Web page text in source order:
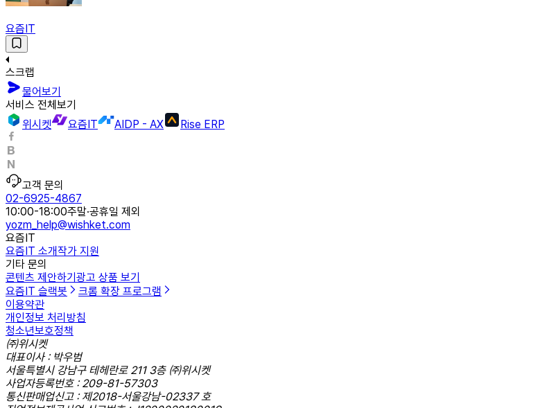
요즘IT
스크랩
물어보기
서비스 전체보기
위시켓
요즘IT AIDP - AX Rise ERP
고객 문의
02-6925-4867
10:00-18:00주말·공휴일 제외
yozm_help@wishket.com
요즘IT
요즘IT 소개작가 지원
기타 문의
콘텐츠 제안하기 광고 상품 보기
요즘IT 슬랙봇
크롬 확장 프로그램
이용약관
개인정보 처리방침
청소년보호정책
㈜위시켓
대표이사 : 박우범
서울특별시 강남구 테헤란로 211 3층 ㈜위시켓
사업자등록번호 : 209-81-57303
통신판매업신고 : 제2018-서울강남-02337 호